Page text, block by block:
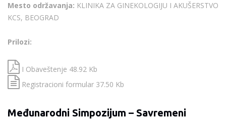
Mesto održavanja: KLINIKA ZA GINEKOLOGIJU I AKUŠERSTVO
KCS, BEOGRAD
Prilozi:
I Obaveštenje 48.92 Kb
Registracioni formular 37.50 Kb
Međunarodni Simpozijum – Savremeni